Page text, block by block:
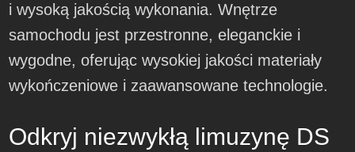
i wysoką jakością wykonania. Wnętrze
samochodu jest przestronne, eleganckie i
wygodne, oferując wysokiej jakości materiały
wykończeniowe i zaawansowane technologie.
Odkryj niezwykłą limuzynę DS